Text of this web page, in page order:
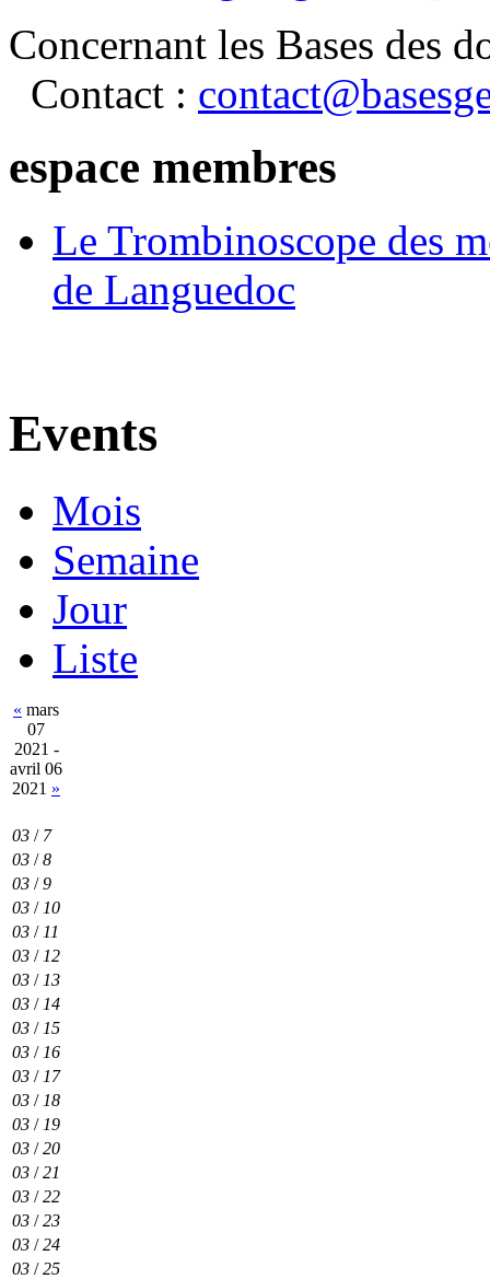
Concernant les Bases des
Contact :
espace membres
Le Trombinoscope des
de Languedoc
Events
Mois
Semaine
Jour
Liste
« mars
07
2021 -
avril 06
2021 »
03 / 7
03 /8
03 /9
03 /10
03 /11
03 /12
03 /13
03 /14
03 /15
03 /16
03 /17
03 /18
03 /19
03 /20
03 /21
03 /22
03 /23
03 /24
03 /25